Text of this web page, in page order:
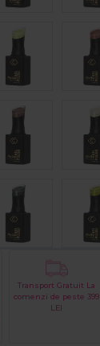
Transport Gratuit La
comenzi de peste 399
LEI